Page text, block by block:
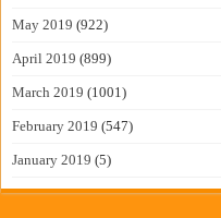
May 2019 (922)
April 2019 (899)
March 2019 (1001)
February 2019 (547)
January 2019 (5)